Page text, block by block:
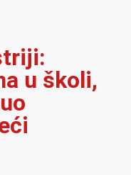
u školi,